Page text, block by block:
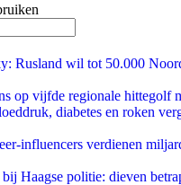
Rusland wil tot 50.000
op vijfde regionale hittegolf
diabetes en roken
influencers verdienen
Haagse politie: dieven